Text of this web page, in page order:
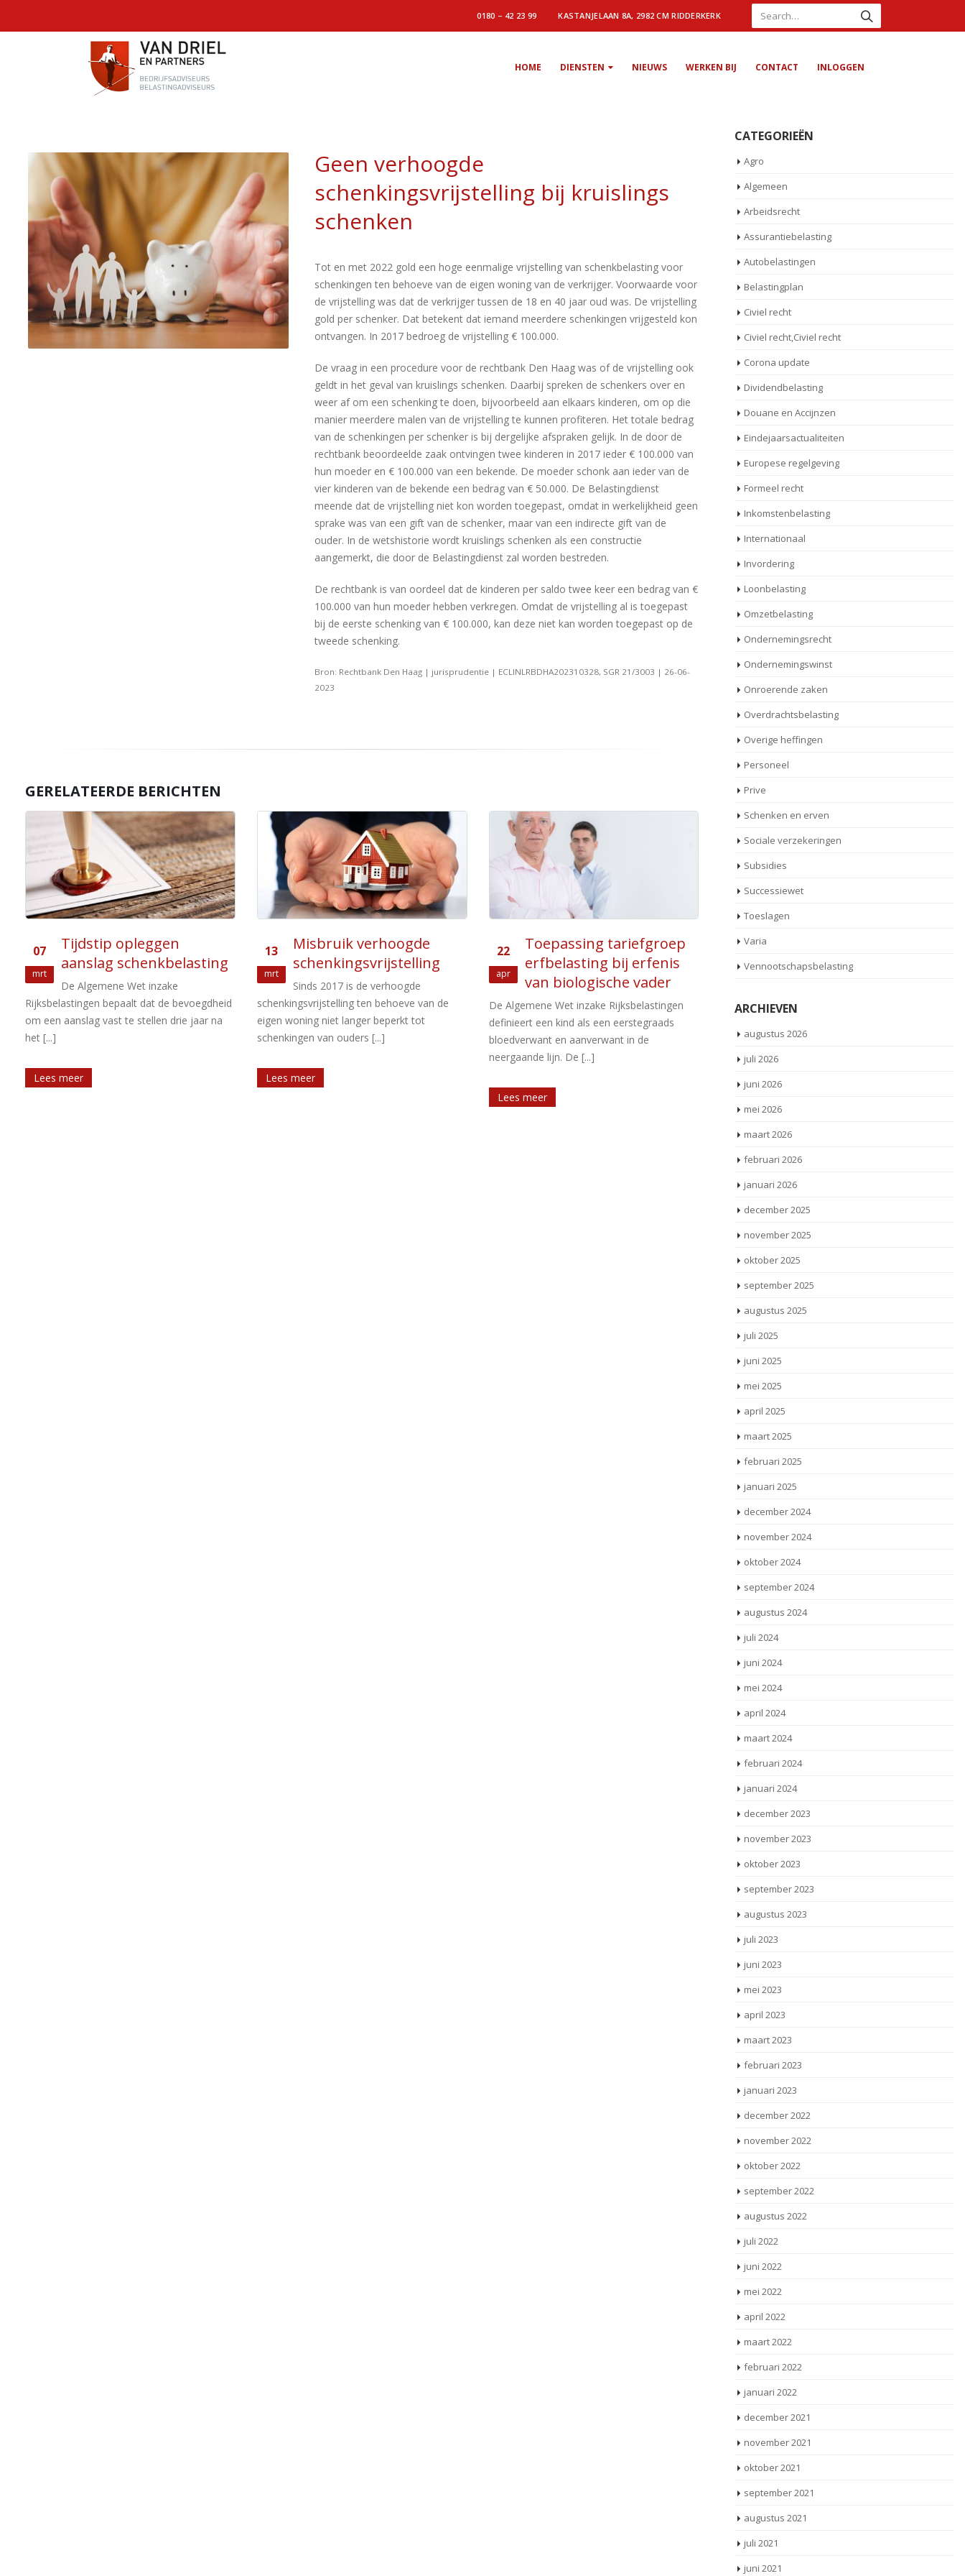
0180 – 42 23 99 KASTANJELAAN 8A, 2982 CM RIDDERKERK
HOME DIENSTEN NIEUWS WERKEN BIJ CONTACT INLOGGEN
Geen verhoogde
schenkingsvrijstelling bij kruislings
schenken
Tot en met 2022 gold een hoge eenmalige vrijstelling van schenkbelasting voor
schenkingen ten behoeve van de eigen woning van de verkrijger. Voorwaarde voor
de vrijstelling was dat de verkrijger tussen de 18 en 40 jaar oud was. De vrijstelling
gold per schenker. Dat betekent dat iemand meerdere schenkingen vrijgesteld kon
ontvangen. In 2017 bedroeg de vrijstelling € 100.000.
De vraag in een procedure voor de rechtbank Den Haag was of de vrijstelling ook
geldt in het geval van kruislings schenken. Daarbij spreken de schenkers over en
weer af om een schenking te doen, bijvoorbeeld aan elkaars kinderen, om op die
manier meerdere malen van de vrijstelling te kunnen profiteren. Het totale bedrag
van de schenkingen per schenker is bij dergelijke afspraken gelijk. In de door de
rechtbank beoordeelde zaak ontvingen twee kinderen in 2017 ieder € 100.000 van
hun moeder en € 100.000 van een bekende. De moeder schonk aan ieder van de
vier kinderen van de bekende een bedrag van € 50.000. De Belastingdienst
meende dat de vrijstelling niet kon worden toegepast, omdat in werkelijkheid geen
sprake was van een gift van de schenker, maar van een indirecte gift van de
ouder. In de wetshistorie wordt kruislings schenken als een constructie
aangemerkt, die door de Belastingdienst zal worden bestreden.
De rechtbank is van oordeel dat de kinderen per saldo twee keer een bedrag van €
100.000 van hun moeder hebben verkregen. Omdat de vrijstelling al is toegepast
bij de eerste schenking van € 100.000, kan deze niet kan worden toegepast op de
tweede schenking.
Bron: Rechtbank Den Haag | jurisprudentie | ECLINLRBDHA202310328, SGR 21/3003 | 26-06-
2023
GERELATEERDE BERICHTEN
13
mrt
Misbruik verhoogde
schenkingsvrijstelling
Sinds 2017 is de verhoogde
schenkingsvrijstelling ten behoeve van de
eigen woning niet langer beperkt tot
schenkingen van ouders [...]
Lees meer
22
apr
Toepassing tariefgroep
erfbelasting bij erfenis
van biologische vader
De Algemene Wet inzake Rijksbelastingen
definieert een kind als een eerstegraads
bloedverwant en aanverwant in de
11
mei
Toepassing
bedrijfsopvolgingsregeling na
eerdere splitsing
De bedrijfsopvolgingsregeling houdt in dat
op verzoek een voorwaardelijke vrijstelling
voor de verkrijging [...]
mei
Tijdstip waardering
nalatenschap
tijdstipbelasting. Dit betekent dat het
vaststelling van de [...]
Lees meer
CATEGORIEËN
Agro
Algemeen
Arbeidsrecht
Assurantiebelasting
Autobelastingen
Belastingplan
Civiel recht
Civiel recht,Civiel recht
Corona update
Dividendbelasting
Douane en Accijnzen
Eindejaarsactualiteiten
Europese regelgeving
Formeel recht
Inkomstenbelasting
Internationaal
Invordering
Loonbelasting
Omzetbelasting
Ondernemingsrecht
Ondernemingswinst
Onroerende zaken
Overdrachtsbelasting
Overige heffingen
Personeel
Prive
Schenken en erven
Sociale verzekeringen
Subsidies
Successiewet
Toeslagen
Varia
Vennootschapsbelasting
ARCHIEVEN
augustus 2026
juli 2026
juni 2026
mei 2026
maart 2026
februari 2026
januari 2026
december 2025
november 2025
oktober 2025
september 2025
augustus 2025
juli 2025
juni 2025
mei 2025
april 2025
maart 2025
februari 2025
januari 2025
december 2024
november 2024
oktober 2024
september 2024
augustus 2024
juli 2024
juni 2024
mei 2024
april 2024
maart 2024
februari 2024
januari 2024
december 2023
november 2023
oktober 2023
september 2023
augustus 2023
juli 2023
juni 2023
mei 2023
april 2023
maart 2023
februari 2023
januari 2023
december 2022
november 2022
oktober 2022
september 2022
augustus 2022
juli 2022
juni 2022
mei 2022
april 2022
maart 2022
februari 2022
januari 2022
december 2021
november 2021
oktober 2021
september 2021
augustus 2021
juli 2021
juni 2021